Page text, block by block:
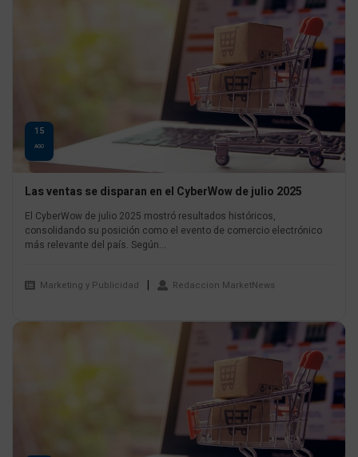
15
AGO
Las ventas se disparan en el CyberWow de julio 2025
El CyberWow de julio 2025 mostró resultados históricos,
consolidando su posición como el evento de comercio electrónico
más relevante del país. Según...
Marketing y Publicidad Redaccion MarketNews